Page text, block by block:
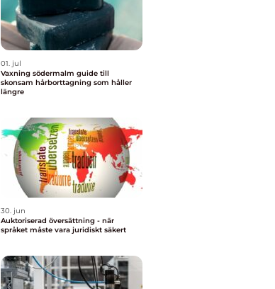
01. jul
Vaxning södermalm guide till
skonsam hårborttagning som håller
längre
30. jun
Auktoriserad översättning - när
språket måste vara juridiskt säkert